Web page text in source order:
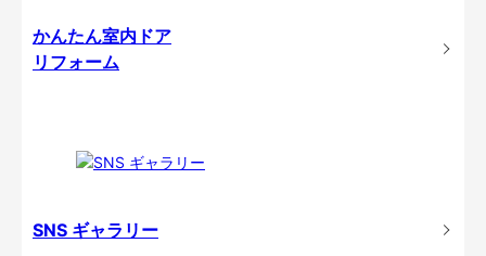
かんたん室内ドア
リフォーム
SNS ギャラリー